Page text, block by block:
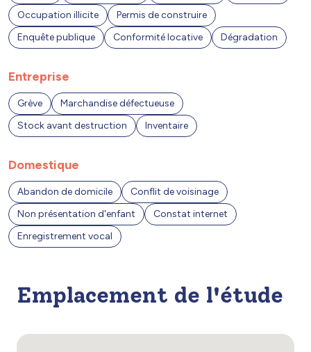
Occupation illicite
Permis de construire
Enquête publique
Conformité locative Dégradation
Entreprise
Grève
Marchandise défectueuse
Stock avant destruction
Inventaire
Domestique
Abandon de domicile
Conflit de voisinage
Non présentation d'enfant
Constat internet
Enregistrement vocal
Emplacement de l'étude